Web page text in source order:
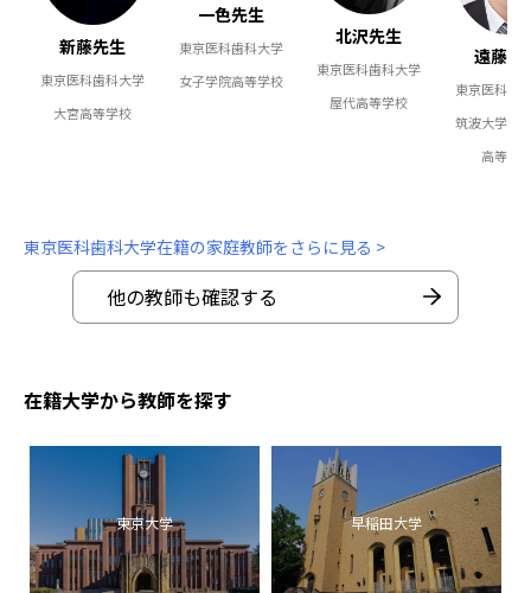
新藤先生
東京医科歯科大学
大宮高等学校
一色先生
東京医科歯科大学
女子学院高等学校
北沢先生
東京医科歯科大学
屋代高等学校
遠藤先
東京医科歯
筑波大学附
高等学
東京医科歯科大学在籍の家庭教師をさらに見る >
他の教師も確認する
在籍大学から教師を探す
東京大学 早稲田大学